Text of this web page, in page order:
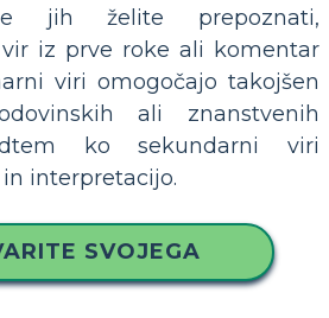
jih želite prepoznati,
iz prve roke ali komentar
viri omogočajo takojšen
ali znanstvenih
ko sekundarni viri
interpretacijo.
SVOJEGA